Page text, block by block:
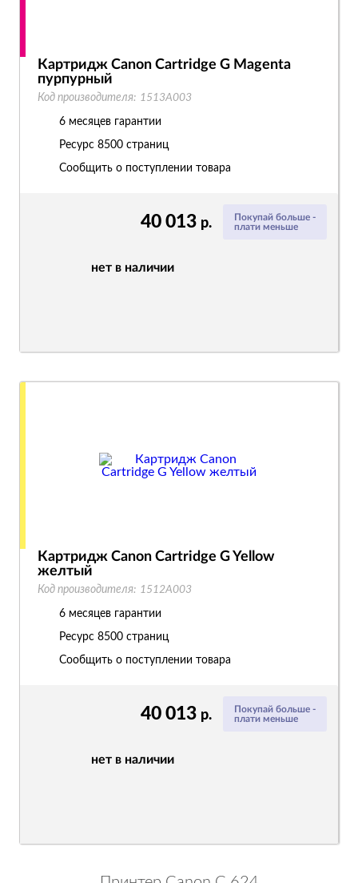
Покупай больше -
плати меньше
40 013 р.
нет в наличии
Картридж Canon Cartridge G Magenta
пурпурный
Код производителя: 1513A003
6 месяцев гарантии
Ресурс 8500 страниц
Сообщить о поступлении товара
Покупай больше -
плати меньше
40 013 р.
нет в наличии
Картридж Canon Cartridge G Yellow
желтый
Код производителя: 1512A003
6 месяцев гарантии
Ресурс 8500 страниц
Сообщить о поступлении товара